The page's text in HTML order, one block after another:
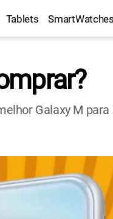
Tablets SmartWatches
Galaxy M